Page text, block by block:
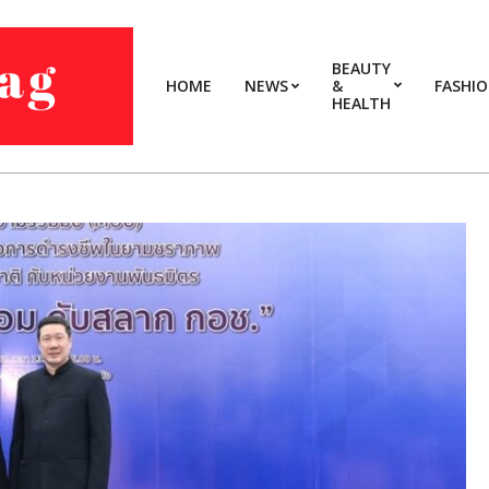
HOME NEWS
BEAUTY
&
HEALTH